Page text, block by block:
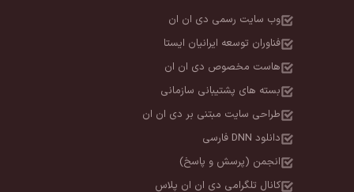
وب سایت رسمی دی ان ان
فناوران توسعه ایرانیان ایستا
هاست مخصوص دی ان ان
بسته های پشتیبانی سازمانی
طراحی سایت مبتنی بر دی ان ان
دانلود DNN فارسی
انجمن (پرسش و پاسخ)
کانال تلگرامی دی ان ان پلاس